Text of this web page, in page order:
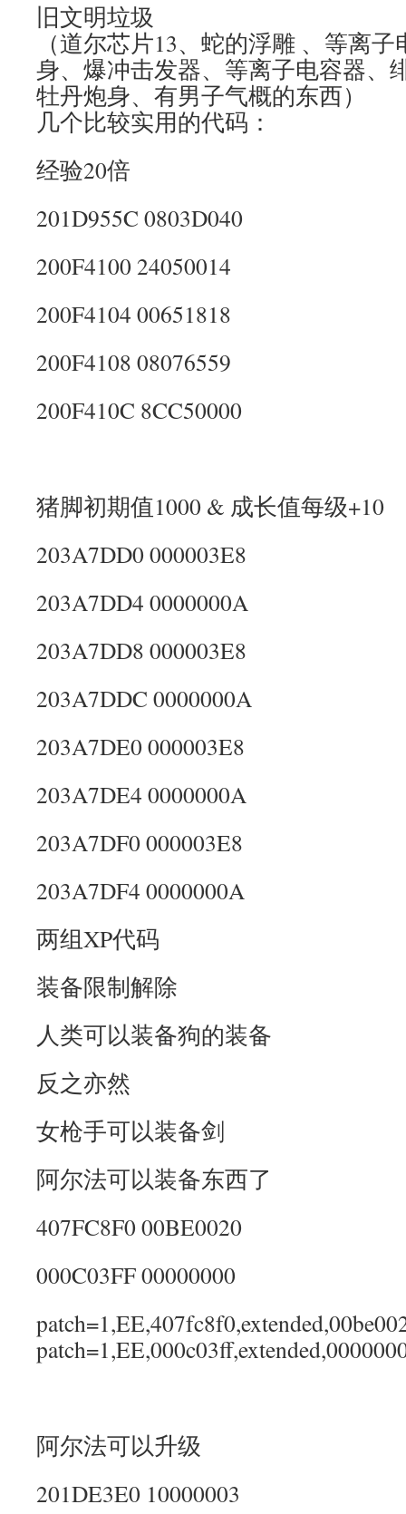
旧文明垃圾
（道尔芯片13、蛇的浮雕 、等离
身、爆冲击发器、等离子电容器、
牡丹炮身、有男子气概的东西）
几个比较实用的代码：
经验20倍
201D955C 0803D040
200F4100 24050014
200F4104 00651818
200F4108 08076559
200F410C 8CC50000
猪脚初期值1000 & 成长值每级+10
203A7DD0 000003E8
203A7DD4 0000000A
203A7DD8 000003E8
203A7DDC 0000000A
203A7DE0 000003E8
203A7DE4 0000000A
203A7DF0 000003E8
203A7DF4 0000000A
两组XP代码
装备限制解除
人类可以装备狗的装备
反之亦然
女枪手可以装备剑
阿尔法可以装备东西了
407FC8F0 00BE0020
000C03FF 00000000
阿尔法可以升级
201DE3E0 10000003